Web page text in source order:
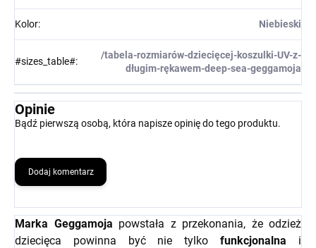
Kolor: Niebieski
#sizes_table#:
/tabela-rozmiarów-dziecięcej-koszulki-UV-z-
długim-rękawem-deep-sea-geggamoja
Opinie
Bądź pierwszą osobą, która napisze opinię do tego produktu.
Dodaj komentarz
Marka Geggamoja powstała z przekonania, że odzież
dziecięca powinna być nie tylkofunkcjonalna i